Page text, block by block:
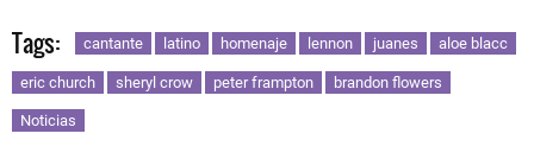
Tags: cantante latino homenaje lennon juanes aloe blacc
eric church sheryl crow peter frampton brandon flowers
Noticias